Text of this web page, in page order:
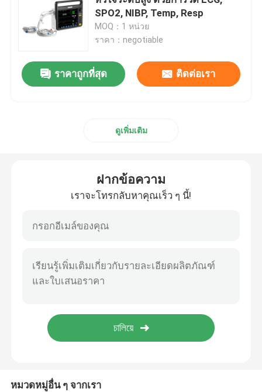
มอนิเตอร์ผู้ป่วยพกพา
การตรวจสอบผู้ป่วยแบบหลายพารามิเตอร์
มอนิเตอร์หัวใจ ICU
โมดูลคาร์บอนไดออกไซด์สตรีม
SPO2, NIBP, Temp, Resp
MOQ：1 หน่วย
ราคา：negotiable
ราคาถูกที่สุด ติดต่อเรา
ดูเพิ่มเติม
ฝากข้อความ
เราจะโทรกลับหาคุณเร็ว ๆ นี้!
หมวดหมู่อื่น ๆ จากเรา